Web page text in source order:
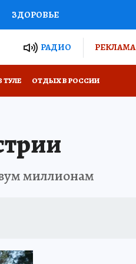
ЗДОРОВЬЕ
РОССИИРАДИО РЕКЛАМА
ТУЛЕ ОТДЫХ В РОССИИ
миллионам